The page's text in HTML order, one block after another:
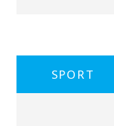
SPORT